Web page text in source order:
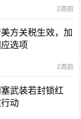
2周前
方关税生效，加
选项
2周前
武装若封锁红
动